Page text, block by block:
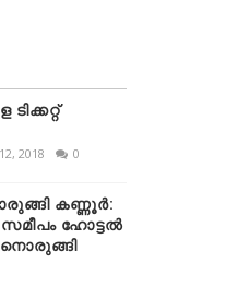
2018 0
കണ്ണൂർ:
സമീപം ഹോട്ടൽ